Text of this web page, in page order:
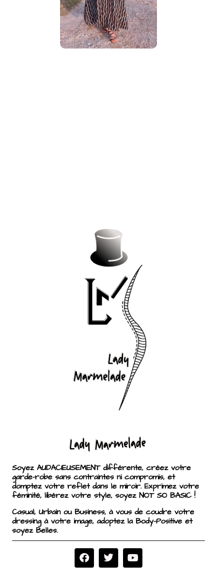
Soyez AUDACIEUSEMENT différente, créez votre
garde-robe sans contraintes ni compromis, et
domptez votre reflet dans le miroir. Exprimez votre
féminité, libérez votre style, soyez NOT SO BASIC !
Casual, Urbain ou Business, à vous de coudre votre
dressing à votre image, adoptez la Body-Positive et
soyez Belles.